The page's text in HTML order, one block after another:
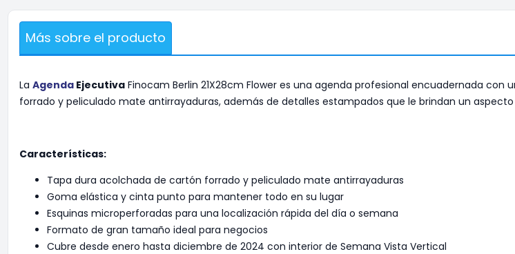
Más sobre el producto
La Agenda Ejecutiva Finocam Berlin 21X28cm Flower es una agenda profesional encuadernada
forrado y peliculado mate antirrayaduras, además de detalles estampados que le brindan un
Características:
Tapa dura acolchada de cartón forrado y peliculado mate antirrayaduras
Goma elástica y cinta punto para mantener todo en su lugar
Esquinas microperforadas para una localización rápida del día o semana
Formato de gran tamaño ideal para negocios
Cubre desde enero hasta diciembre de 2024 con interior de Semana Vista Vertical